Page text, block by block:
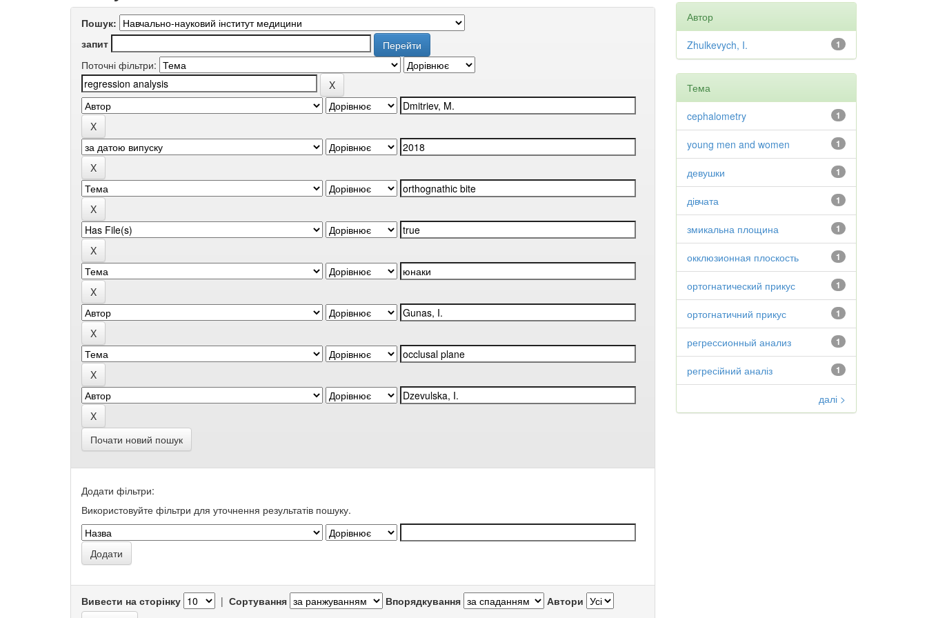
Пошук:
запит
Поточні фільтри:
Почати новий пошук
Додати фільтри:
Використовуйте фільтри для уточнення результатів пошуку.
Вивести на сторінку | Сортування Впорядкування Автори
Автор
1
Zhulkevych, I.
Тема
1
cephalometry
1
young men and women
1
девушки
1
дівчата
1
змикальна площина
1
окклюзионная плоскость
1
ортогнатический прикус
1
ортогнатичний прикус
1
регрессионный анализ
1
регресійний аналіз
далі >